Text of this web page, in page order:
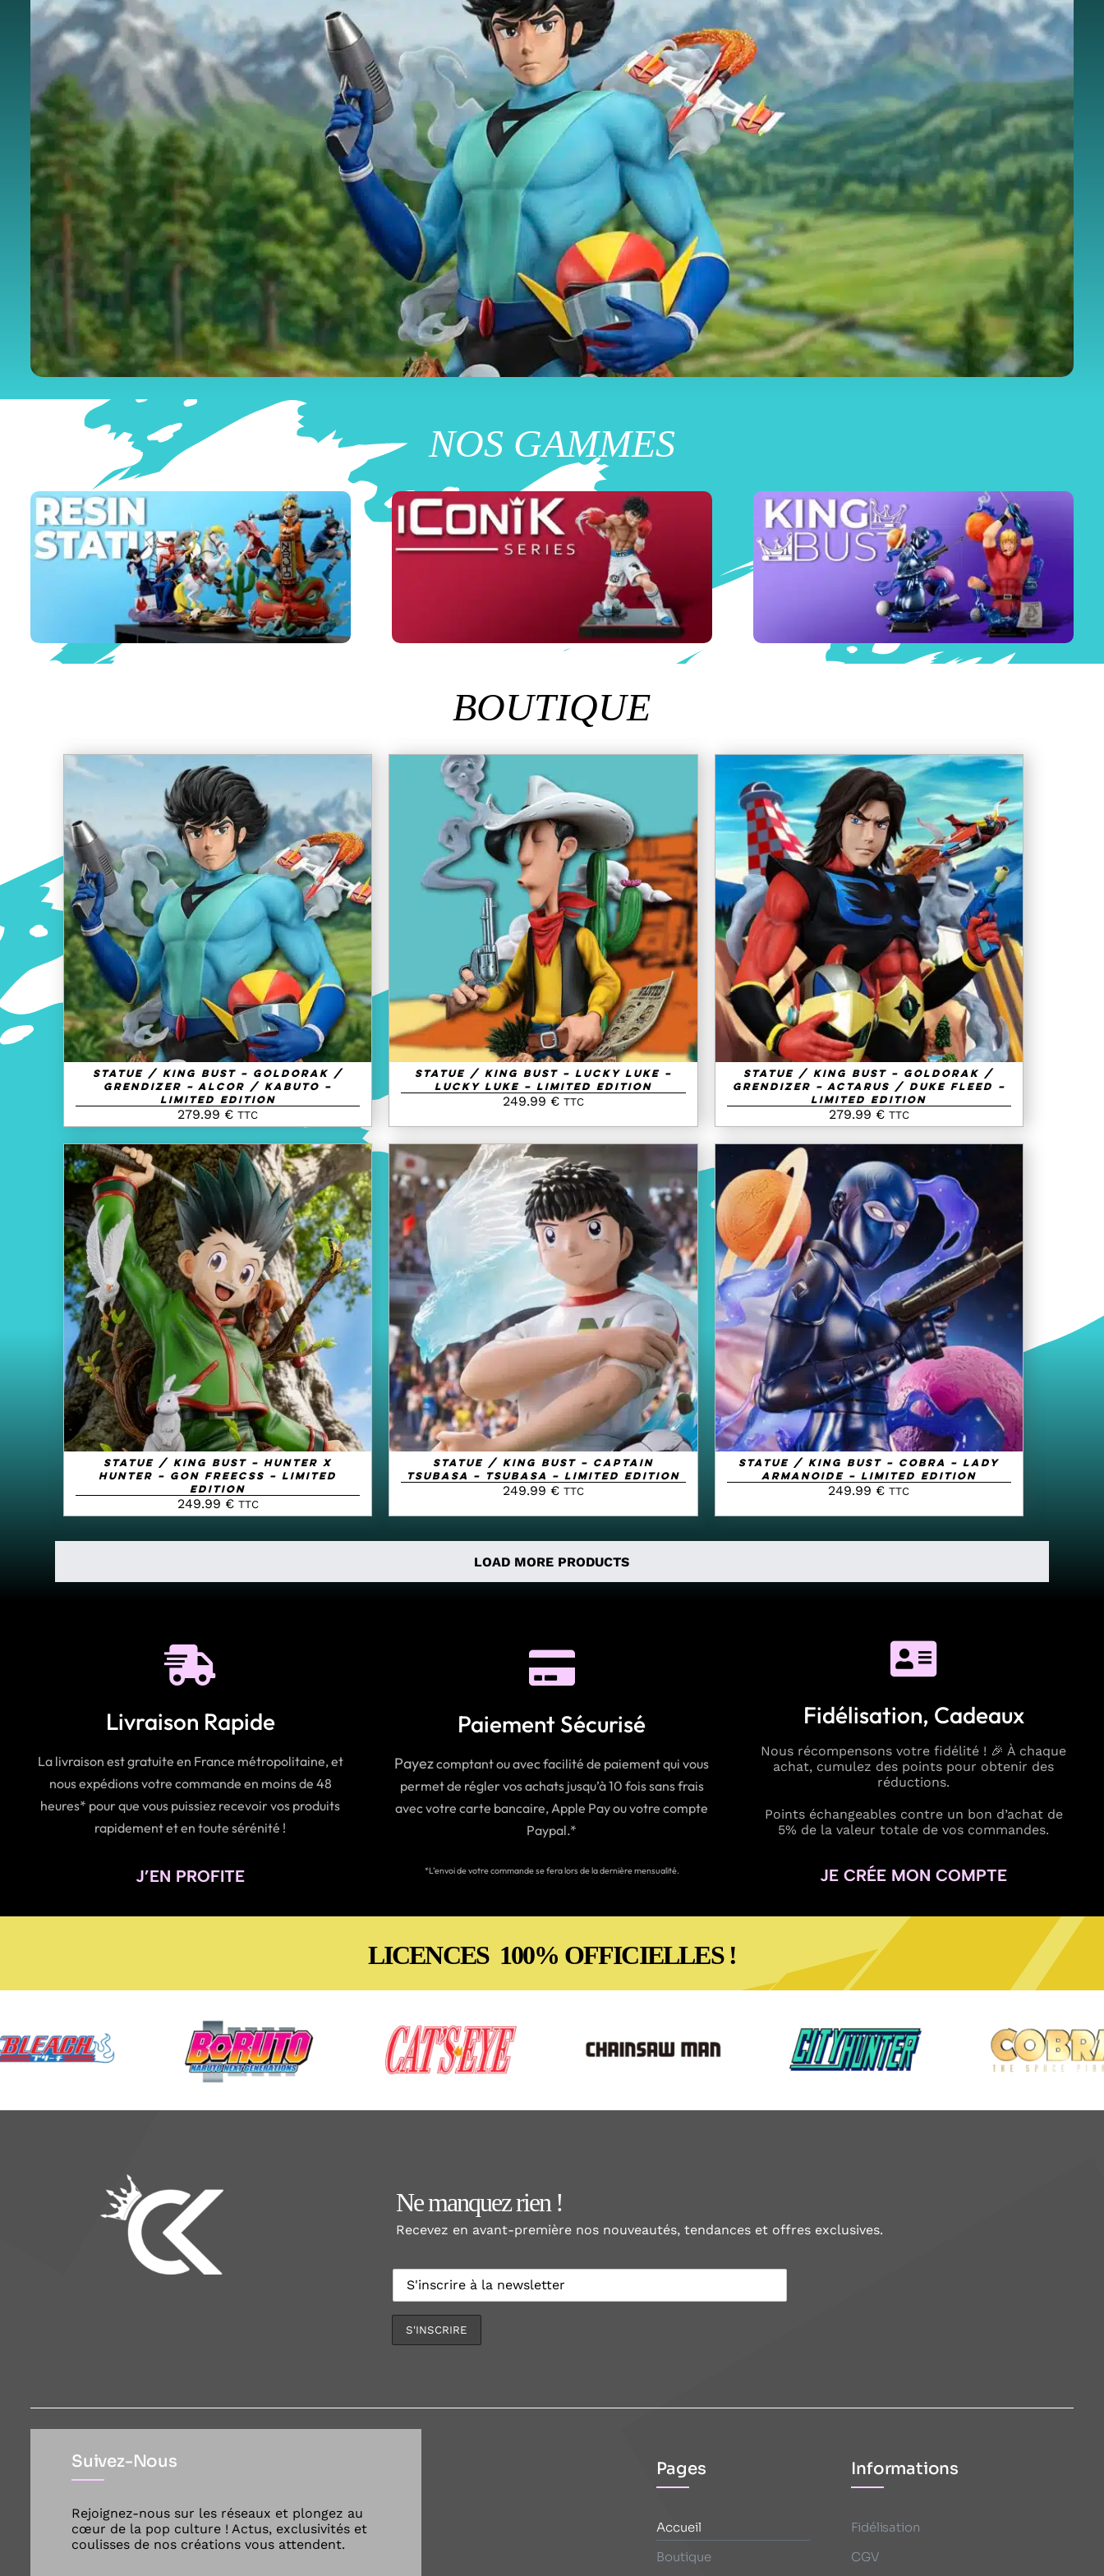
NOS GAMMES
BOUTIQUE
AJOUTER AU PANIER QUICK VIEW
Statue / King Bust – Goldorak /
Grendizer – Alcor / Kabuto –
Limited Edition
279.99 € TTC
AJOUTER AU PANIER / QUICK VIEW
Statue / King Bust – Lucky Luke –
Lucky Luke – Limited Edition
249.99 € TTC
AJOUTER AU PANIER QUICK VIEW
Statue / King Bust – Goldorak /
Grendizer – Actarus / Duke Fleed –
Limited Edition
279.99 € TTC
AJOUTER AU PANIER / QUICK VIEW
Statue / King Bust – Hunter X
Hunter – Gon Freecss – Limited
Edition
249.99 € TTC
AJOUTER AU PANIER / QUICK VIEW
Statue / King Bust – Captain
Tsubasa – Tsubasa – Limited Edition
249.99 € TTC
AJOUTER AU PANIER / QUICK VIEW
Statue / King Bust – Cobra – Lady
Armanoide – Limited Edition
249.99 € TTC
LOAD MORE PRODUCTS
Livraison Rapide
La livraison est gratuite en France métropolitaine, et
nous expédions votre commande en moins de 48
heures* pour que vous puissiez recevoir vos produits
rapidement et en toute sérénité !
J’EN PROFITE
Paiement Sécurisé
Payezcomptant ou avec facilité de paiement qui vous
permet de régler vos achats jusqu’à 10 fois sans frais
avec votre carte bancaire, Apple Pay ou votre compte
Paypal.*
*L’envoi de votre commande se fera lors de la dernière mensualité.
Fidélisation, Cadeaux
Nous récompensons votre fidélité ! 🎉 À chaque
achat, cumulez des points pour obtenir des
réductions.
Points échangeables contre un bon d’achat de
5% de la valeur totale de vos commandes.
JE CRÉE MON COMPTE
LICENCES 100% OFFICIELLES !
Ne manquez rien !
Recevez en avant-première nos nouveautés, tendances et offres exclusives.
Suivez-Nous
Rejoignez-nous sur les réseaux et plongez au
cœur de la pop culture ! Actus, exclusivités et
coulisses de nos créations vous attendent.
Pages
Accueil
Boutique
Informations
Fidélisation
CGV